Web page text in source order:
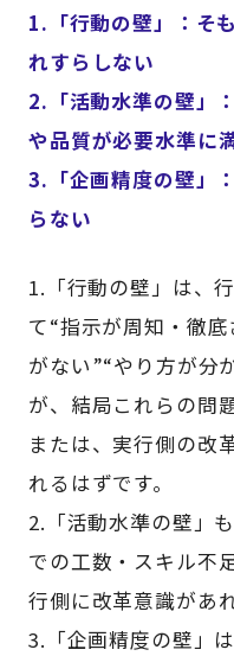
1.「行動の壁」：そ
れすらしない
2.「活動水準の壁」
や品質が必要水準に
3.「企画精度の壁」
らない
1.「行動の壁」は、
て“指示が周知・徹
がない”“やり方が分
が、結局これらの問
または、実行側の改
れるはずです。
2.「活動水準の壁」
での工数・スキル不
行側に改革意識があ
3.「企画精度の壁」